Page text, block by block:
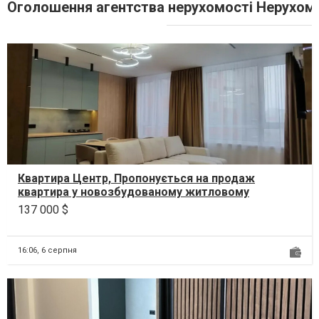
Оголошення агентства нерухомості
Квартира Центр, Пропонується на продаж
квартира у новозбудованому житловому
комплексі по вулиці Торг...
137 000 $
16:06, 6 серпня